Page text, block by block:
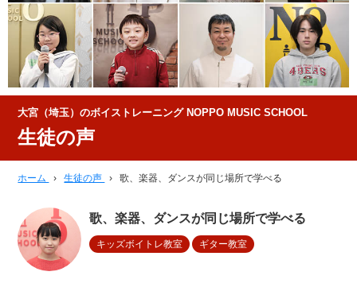
大宮（埼玉）のボイストレーニング NOPPO MUSIC SCHOOL
生徒の声
ホーム › 生徒の声 › 歌、楽器、ダンスが同じ場所で学べる
歌、楽器、ダンスが同じ場所で学べる
キッズボイトレ教室 ギター教室